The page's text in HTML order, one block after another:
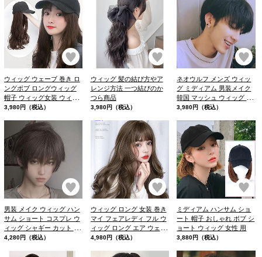
お気に入り
ウィッグ ウェーブ 巻き ロ
ングボブ ロングウィッグ
帽子 ウィッグ女装 ウィッ
グ
3,980円（税込）
お気に入り
ウィッグ 髪の結び方やア
レンジ方法 一つ結びのか
つら商品
3,980円（税込）
お
ネオウルフ メンズ ウィッ
グ ミディアム 男装メイク
韓国 マッシュ ウィッグ 自
然 おすすめ ハンサム ショ
3,980円（税込）
お気に入り
男装 メイク ウィッグ ハン
サム ショート コスプレ ウ
ィッグ シャギー カット 男
装 ウィッグ メイク コスプ
4,280円（税込）
お気に入り
ウィッグ ロング 女装 巻き
マイ フェアレディ フル ウ
ィッグ ロング エア ウェー
ブ
4,980円（税込）
ミディアム ハンサム ショ
ート 帽子 おしゃれ ボブ シ
ョート ウィッグ 女性 用
3,880円（税込）